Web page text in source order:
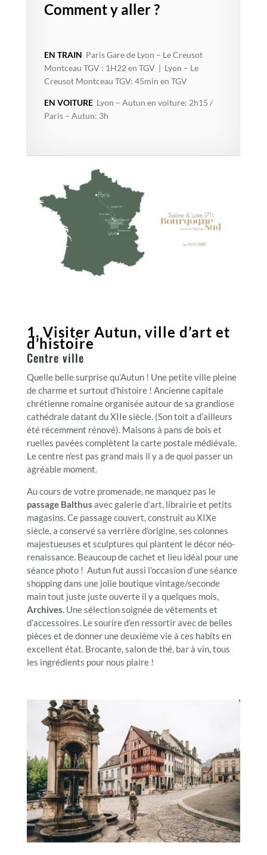
Comment y aller ?
EN TRAIN Paris Gare de Lyon – Le Creusot
Montceau TGV : 1H22 en TGV | Lyon – Le
Creusot Montceau TGV: 45min en TGV
EN VOITURELyon – Autun en voiture: 2h15 /
Paris – Autun: 3h
1. Visiter Autun, ville d’art et
d’histoire
Centre ville
Quelle belle surprise qu’Autun ! Une petite ville pleine
de charme et surtout d’histoire ! Ancienne capitale
chrétienne romaine organisée autour de sa grandiose
cathédrale datant du XIIe siècle. (Son toit a d’ailleurs
été récemment rénové). Maisons à pans de bois et
ruelles pavées complètent la carte postale médiévale.
Le centre n’est pas grand mais il y a de quoi passer un
agréable moment.
Au cours de votre promenade, ne manquez pas le
passage Balthus avec galerie d’art, librairie et petits
magasins. Ce passage couvert, construit au XIXe
siècle, a conservé sa verrière d’origine, ses colonnes
majestueuses et sculptures qui plantent le décor néo-
renaissance. Beaucoup de cachet et lieu idéal pour une
séance photo ! Autun fut aussi l’occasion d’une séance
shopping dans une jolie boutique vintage/seconde
main tout juste juste ouverte il y a quelques mois,
Archives. Une sélection soignée de vêtements et
d’accessoires. Le sourire d’en ressortir avec de belles
pièces et de donner une deuxième vie à ces habits en
excellent état. Brocante, salon de thé, bar à vin, tous
les ingrédients pour nous plaire !